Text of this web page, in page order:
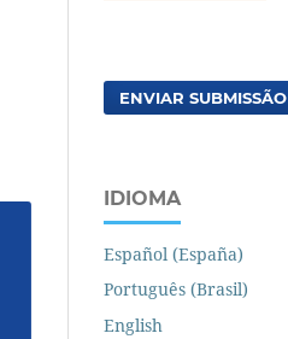
ENVIAR SUBMISSÃO
IDIOMA
Español (España)
Português (Brasil)
English